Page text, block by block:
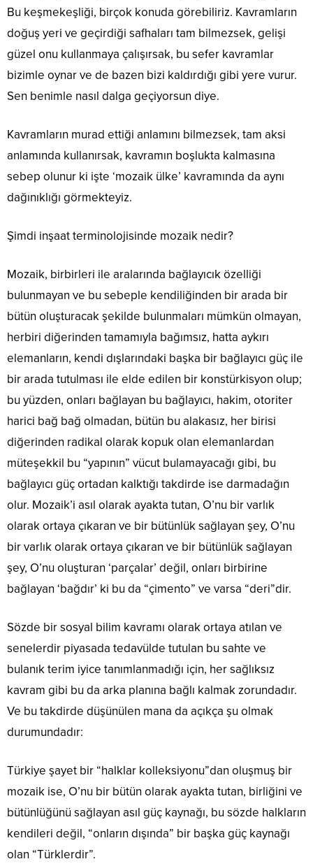
Bu keşmekeşliği, birçok konuda görebiliriz. Kavramların
doğuş yeri ve geçirdiği safhaları tam bilmezsek, gelişi
güzel onu kullanmaya çalışırsak, bu sefer kavramlar
bizimle oynar ve de bazen bizi kaldırdığı gibi yere vurur.
Sen benimle nasıl dalga geçiyorsun diye.
Kavramların murad ettiği anlamını bilmezsek, tam aksi
anlamında kullanırsak, kavramın boşlukta kalmasına
sebep olunur ki işte ‘mozaik ülke’ kavramında da aynı
dağınıklığı görmekteyiz.
Şimdi inşaat terminolojisinde mozaik nedir?
Mozaik, birbirleri ile aralarında bağlayıcık özelliği
bulunmayan ve bu sebeple kendiliğinden bir arada bir
bütün oluşturacak şekilde bulunmaları mümkün olmayan,
herbiri diğerinden tamamıyla bağımsız, hatta aykırı
elemanların, kendi dışlarındaki başka bir bağlayıcı güç ile
bir arada tutulması ile elde edilen bir konstürkisyon olup;
bu yüzden, onları bağlayan bu bağlayıcı, hakim, otoriter
harici bağ bağ olmadan, bütün bu alakasız, her birisi
diğerinden radikal olarak kopuk olan elemanlardan
müteşekkil bu “yapının” vücut bulamayacağı gibi, bu
bağlayıcı güç ortadan kalktığı takdirde ise darmadağın
olur. Mozaik’i asıl olarak ayakta tutan, O’nu bir varlık
olarak ortaya çıkaran ve bir bütünlük sağlayan şey, O’nu
bir varlık olarak ortaya çıkaran ve bir bütünlük sağlayan
şey, O’nu oluşturan ‘parçalar’ değil, onları birbirine
bağlayan ‘bağdır’ ki bu da “çimento” ve varsa “deri”dir.
Sözde bir sosyal bilim kavramı olarak ortaya atılan ve
senelerdir piyasada tedavülde tutulan bu sahte ve
bulanık terim iyice tanımlanmadığı için, her sağlıksız
kavram gibi bu da arka planına bağlı kalmak zorundadır.
Ve bu takdirde düşünülen mana da açıkça şu olmak
durumundadır:
Türkiye şayet bir “halklar kolleksiyonu”dan oluşmuş bir
mozaik ise, O’nu bir bütün olarak ayakta tutan, birliğini ve
bütünlüğünü sağlayan asıl güç kaynağı, bu sözde halkların
kendileri değil, “onların dışında” bir başka güç kaynağı
olan “Türklerdir”.